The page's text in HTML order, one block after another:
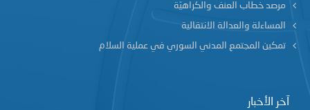
مرصد خطاب العنف والكراهيّة
المساءلة والعدالة الانتقالية
تمكين المجتمع المدني السوري في عملية السلام
آخر الأخبار